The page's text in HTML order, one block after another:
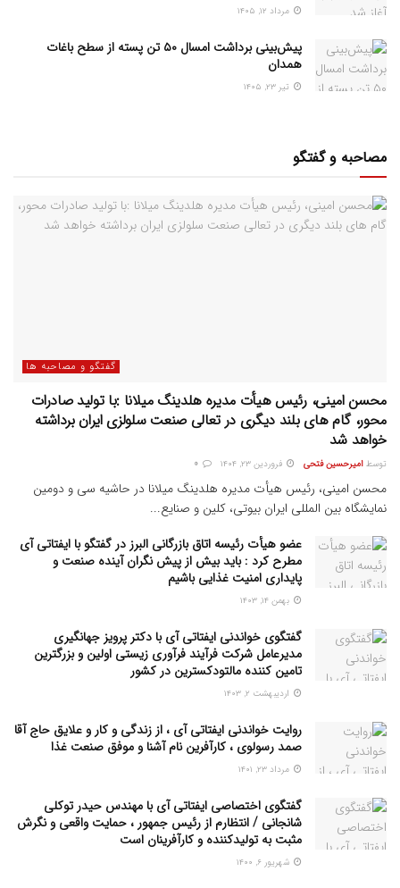
مرداد ۱۲, ۱۴۰۵
پیش‌بینی برداشت امسال ۵۰ تن پسته از سطح باغات
همدان
تیر ۲۳, ۱۴۰۵
مصاحبه و گفتگو
گفتگو و مصاحبه ها
محسن امینی، رئیس هیأت مدیره هلدینگ میلانا :با تولید صادرات
محور، گام های بلند دیگری در تعالی صنعت سلولزی ایران برداشته
خواهد شد
توسط امیرحسین فتحی فروردین ۲۳, ۱۴۰۴
محسن امینی، رئیس هیأت مدیره هلدینگ میلانا در حاشیه سی و دومین
نمایشگاه بین المللی ایران بیوتی، کلین و صنایع...
عضو هیأت رئیسه اتاق بازرگانی البرز در گفتگو با ایفتاتی آی
مطرح کرد : باید بیش از پیش نگران آینده صنعت و
پایداری امنیت غذایی باشیم
بهمن ۱۴, ۱۴۰۳
گفتگوی خواندنی ایفتاتی آی با دکتر پرویز جهانگیری
مدیرعامل شرکت فرآیند فرآوری زیستی اولین و بزرگترین
تامین کننده مالتودکسترین در کشور
اردیبهشت ۲, ۱۴۰۳
روایت خواندنی ایفتاتی آی ، از زندگی و کار و علایق حاج آقا
صمد رسولوی ، کارآفرین نام آشنا و موفق صنعت غذا
مرداد ۲۳, ۱۴۰۱
گفتگوی اختصاصی ایفتاتی آی با مهندس حیدر توکلی
شانجانی / انتظارم از رئیس جمهور ، حمایت واقعی و نگرش
مثبت به تولیدکننده و کارآفرینان است
شهریور ۶, ۱۴۰۰